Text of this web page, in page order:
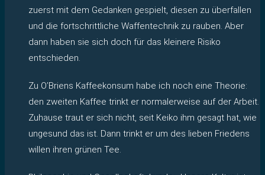
zuerst mit dem Gedanken gespielt, diesen zu überfallen
und die fortschrittliche Waffentechnik zu rauben. Aber
dann haben sie sich doch für das kleinere Risiko
entschieden.
Zu O’Briens Kaffeekonsum habe ich noch eine Theorie:
den zweiten Kaffee trinkt er normalerweise auf der Arbeit.
Zuhause traut er sich nicht, seit Keiko ihm gesagt hat, wie
ungesund das ist. Dann trinkt er um des lieben Friedens
willen ihren grünen Tee.